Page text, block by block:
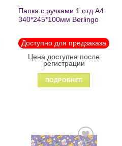
Папка с ручками 1 отд А4
340*245*100мм Berlingo
пластик на молнии 1215
Доступно для предзаказа
Цена доступна после
регистрации
ПОДРОБНЕЕ